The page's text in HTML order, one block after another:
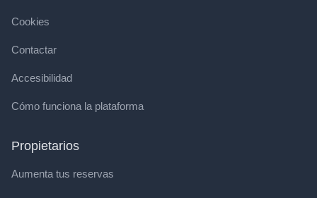
Cookies
Contactar
Accesibilidad
Cómo funciona la plataforma
Propietarios
Aumenta tus reservas